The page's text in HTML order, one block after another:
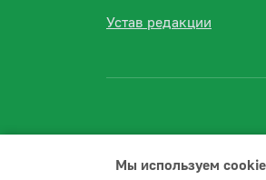
Устав редакции
Мы используем сookie